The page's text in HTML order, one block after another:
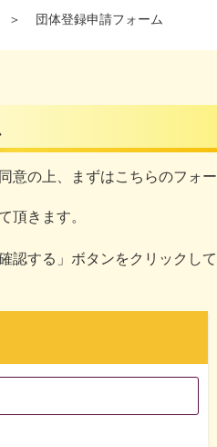
＞ 団体登録申請フォーム
意の上、まずはこちらのフォー
頂きます。
認する」ボタンをクリックして